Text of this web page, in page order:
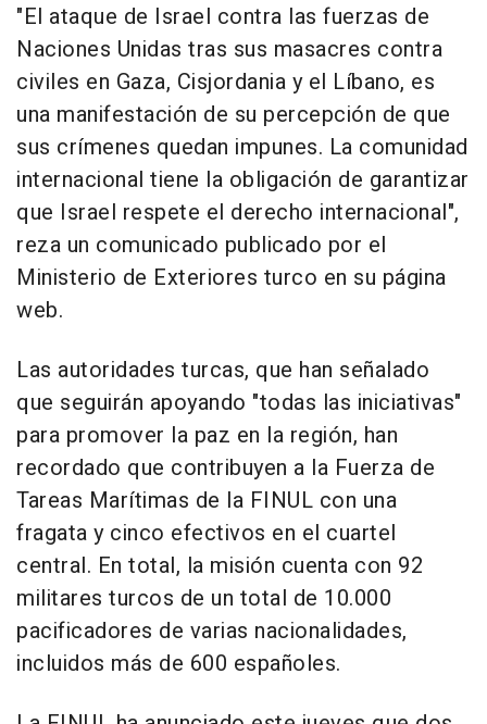
"El ataque de Israel contra las fuerzas de
Naciones Unidas tras sus masacres contra
civiles en Gaza, Cisjordania y el Líbano, es
una manifestación de su percepción de que
sus crímenes quedan impunes. La comunidad
internacional tiene la obligación de garantizar
que Israel respete el derecho internacional",
reza un comunicado publicado por el
Ministerio de Exteriores turco en su página
web.
Las autoridades turcas, que han señalado
que seguirán apoyando "todas las iniciativas"
para promover la paz en la región, han
recordado que contribuyen a la Fuerza de
Tareas Marítimas de la FINUL con una
fragata y cinco efectivos en el cuartel
central. En total, la misión cuenta con 92
militares turcos de un total de 10.000
pacificadores de varias nacionalidades,
incluidos más de 600 españoles.